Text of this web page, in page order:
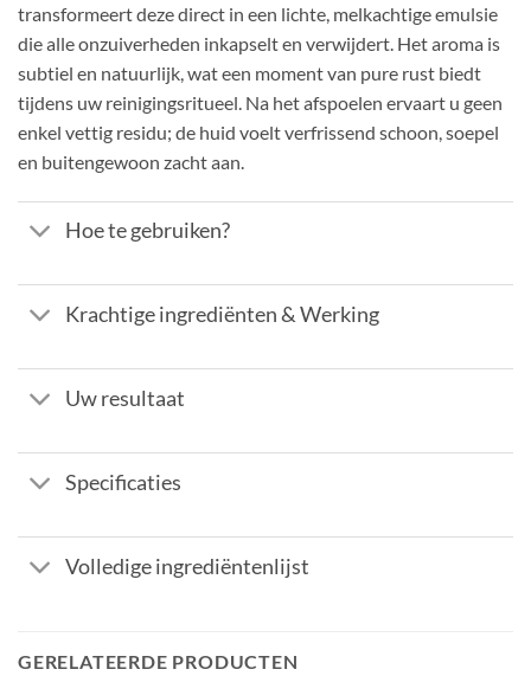
transformeert deze direct in een lichte, melkachtige emulsie
die alle onzuiverheden inkapselt en verwijdert. Het aroma is
subtiel en natuurlijk, wat een moment van pure rust biedt
tijdens uw reinigingsritueel. Na het afspoelen ervaart u geen
enkel vettig residu; de huid voelt verfrissend schoon, soepel
en buitengewoon zacht aan.
Hoe te gebruiken?
Krachtige ingrediënten & Werking
Uw resultaat
Specificaties
Volledige ingrediëntenlijst
GERELATEERDE PRODUCTEN